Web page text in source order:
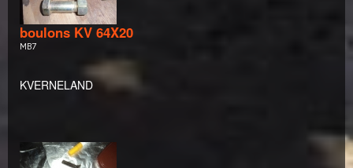
boulons KV 64X20
MB7
KVERNELAND